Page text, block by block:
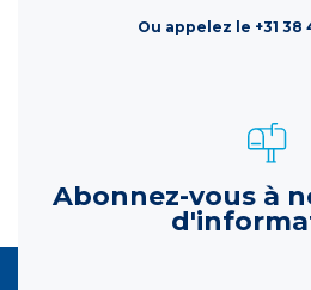
Ou appelez le +31 38
Abonnez-vous à